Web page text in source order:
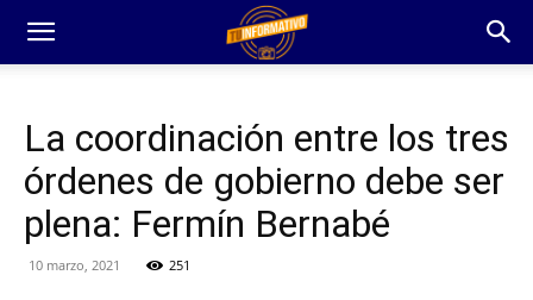
La coordinación entre los tres
órdenes de gobierno debe ser
plena: Fermín Bernabé
10 marzo, 2021 251